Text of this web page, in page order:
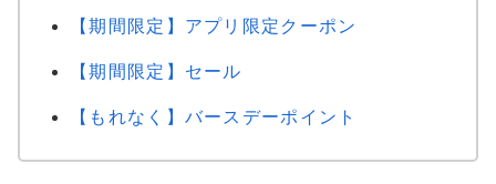
【期間限定】アプリ限定クーポン
【期間限定】セール
【もれなく】バースデーポイント